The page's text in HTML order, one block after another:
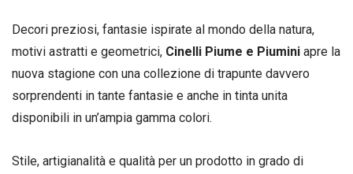
Decori preziosi, fantasie ispirate al mondo della natura,
motivi astratti e geometrici, Cinelli Piume e Piumini apre la
nuova stagione con una collezione di trapunte davvero
sorprendenti in tante fantasie e anche in tinta unita
disponibili in un’ampia gamma colori.
Stile, artigianalità e qualità per un prodotto in grado di